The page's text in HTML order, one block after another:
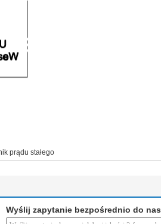
prądu stałego
Wyślij zapytanie bezpośrednio do nas